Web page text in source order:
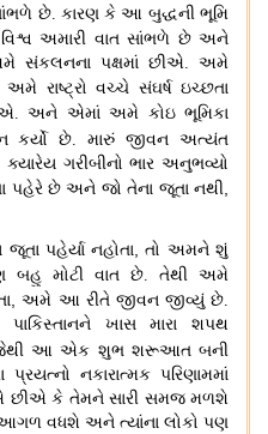
છે. કારણ કે આ બુદ્ધની ભૂમિ
વિશ્વ અમારી વાત સાંભળે છે અને
સંકલનના પક્ષમાં છીએ.અમે
અમે રાષ્ટ્રો વચ્ચે સંઘર્ષ ઇચ્છતા
.અને એમાં અમે કોઇ ભૂમિકા
કર્યો છે.મારું જીવન અત્યંત
ગરીબીનો ભાર અનુભવ્યો
પહેરે છે અને જો તેના જૂતા નથી,
પહેર્યા નહોતા,તો અમને શું
બહુ મોટી વાત છે. તેથી અમે
, અમે આ રીતે જીવન જીવ્યું છે.
ખાસ મારા શપથ
જેથી આ એક શુભ શરૂઆત બની
નકારાત્મક પરિણામમાં
છીએ કે તેમને સારી સમજ મળશે
વધશે અને ત્યાંના લોકો પણ